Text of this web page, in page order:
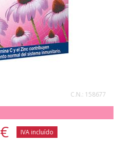
C.N.: 158677
€ IVA incluído